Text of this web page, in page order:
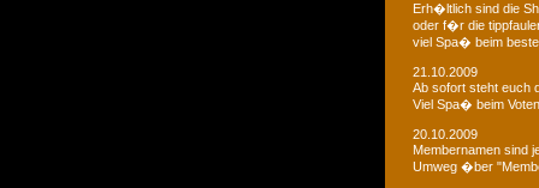
Erh�ltlich sind die
oder f�r die
viel Spa� beim
21.10.2009
Ab sofort steht euch
Viel Spa� beim
20.10.2009
Membernamen sind
Umweg �ber